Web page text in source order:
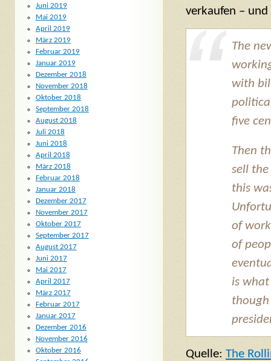
verkaufen –
The
with
five
Then
sell
this
of
of
is
Quelle: The
Juni 2019
Mai 2019
April 2019
März 2019
Februar 2019
Januar 2019
Dezember 2018
November 2018
Oktober 2018
September 2018
August 2018
Juli 2018
Juni 2018
April 2018
März 2018
Februar 2018
Januar 2018
Dezember 2017
November 2017
Oktober 2017
September 2017
August 2017
Juni 2017
Mai 2017
April 2017
März 2017
Februar 2017
Januar 2017
Dezember 2016
November 2016
Oktober 2016